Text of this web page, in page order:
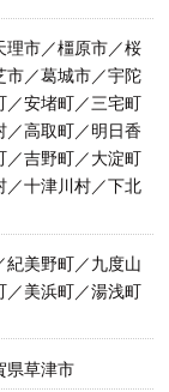
理市／橿原市／桜
市／葛城市／宇陀
／安堵町／三宅町
／高取町／明日香
／吉野町／大淀町
／十津川村／下北
紀美野町／九度山
／美浜町／湯浅町
県草津市